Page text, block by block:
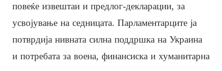
повеќе извештаи и предлог-декларации, за
усвојување на седницата. Парламентарците ја
потврдија нивната силна поддршка на Украина
и потребата за воена, финансиска и хуманитарна